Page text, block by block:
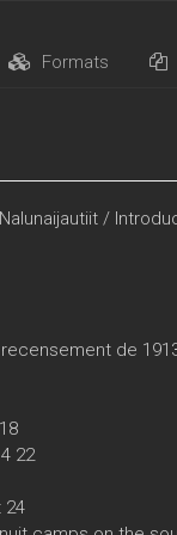
Formats
/
de
22
24